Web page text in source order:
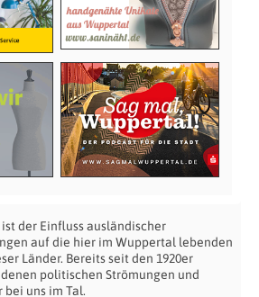
der Einfluss ausländischer
auf die hier im Wuppertal lebenden
Länder. Bereits seit den 1920er
politischen Strömungen und
bei uns im Tal.